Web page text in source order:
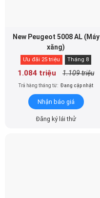
New Peugeot 5008 AL (Máy
xăng)
Ưu đãi 25 triệu Tháng 8
1.084 triệu 1.109 triệu
Trả hàng tháng từ: Đang cập nhật
Nhận báo giá
Đăng ký lái thử